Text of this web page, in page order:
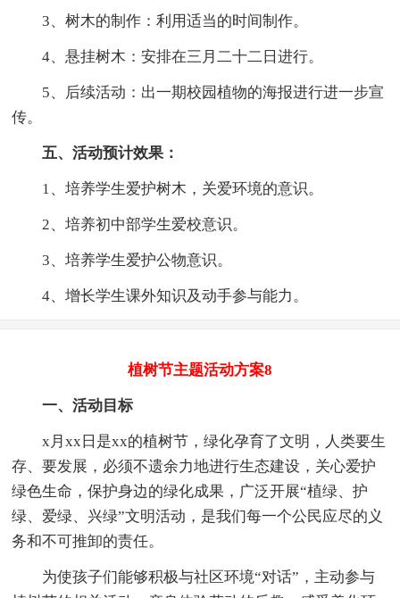
3、树木的制作：利用适当的时间制作。
4、悬挂树木：安排在三月二十二日进行。
5、后续活动：出一期校园植物的海报进行进一步宣
传。
五、活动预计效果：
1、培养学生爱护树木，关爱环境的意识。
2、培养初中部学生爱校意识。
3、培养学生爱护公物意识。
4、增长学生课外知识及动手参与能力。
植树节主题活动方案8
一、活动目标
x月xx日是xx的植树节，绿化孕育了文明，人类要生
存、要发展，必须不遗余力地进行生态建设，关心爱护
绿色生命，保护身边的绿化成果，广泛开展“植绿、护
绿、爱绿、兴绿”文明活动，是我们每一个公民应尽的义
务和不可推卸的责任。
为使孩子们能够积极与社区环境“对话”，主动参与